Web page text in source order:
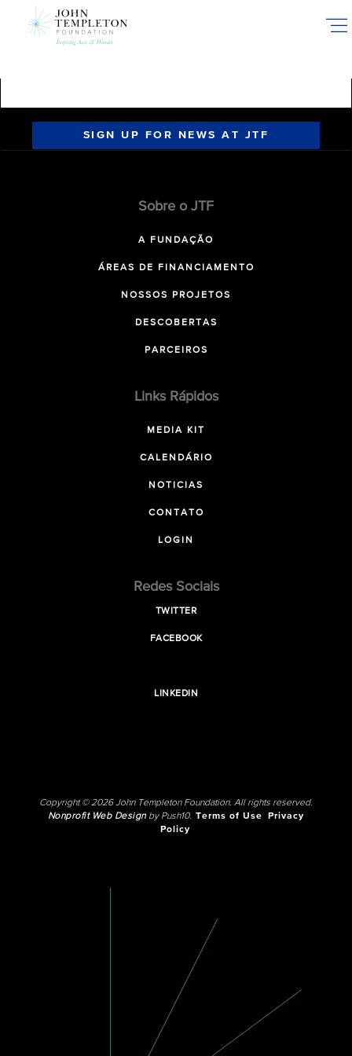
SIGN UP FOR NEWS AT JTF
Sobre o JTF
A FUNDAÇÃO
ÁREAS DE FINANCIAMENTO
NOSSOS PROJETOS
DESCOBERTAS
PARCEIROS
Links Rápidos
MEDIA KIT
CALENDÁRIO
NOTICIAS
CONTATO
LOGIN
Redes Sociais
TWITTER
FACEBOOK
LINKEDIN
Copyright © 2026 John Templeton Foundation. All rights reserved.
Nonprofit Web Designby Push10. Terms of Use
Privacy
Policy